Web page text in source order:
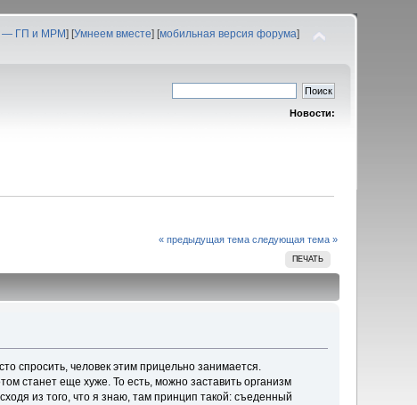
— ГП и МРМ] [Умнеем вместе] [мобильная версия форума]
Новости:
« предыдущая тема следующая тема »
ПЕЧАТЬ
спросить, человек этим прицельно занимается.
станет еще хуже. То есть, можно заставить организм
из того, что я знаю, там принцип такой: съеденный